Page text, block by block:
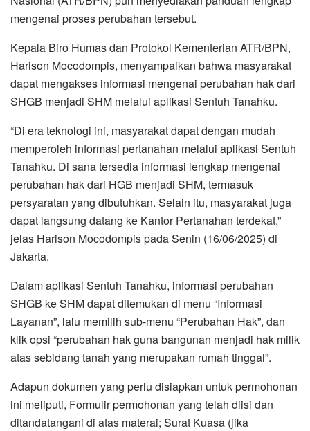
mengenai proses perubahan tersebut.
Kepala Biro Humas dan Protokol Kementerian ATR/BPN,
Harison Mocodompis, menyampaikan bahwa masyarakat
dapat mengakses informasi mengenai perubahan hak dari
SHGB menjadi SHM melalui aplikasi Sentuh Tanahku.
“Di era teknologi ini, masyarakat dapat dengan mudah
memperoleh informasi pertanahan melalui aplikasi Sentuh
Tanahku. Di sana tersedia informasi lengkap mengenai
perubahan hak dari HGB menjadi SHM, termasuk
persyaratan yang dibutuhkan. Selain itu, masyarakat juga
dapat langsung datang ke Kantor Pertanahan terdekat,”
jelas Harison Mocodompis pada Senin (16/06/2025) di
Jakarta.
Dalam aplikasi Sentuh Tanahku, informasi perubahan
SHGB ke SHM dapat ditemukan di menu “Informasi
Layanan”, lalu memilih sub-menu “Perubahan Hak”, dan
klik opsi “perubahan hak guna bangunan menjadi hak milik
atas sebidang tanah yang merupakan rumah tinggal”.
Adapun dokumen yang perlu disiapkan untuk permohonan
ini meliputi, Formulir permohonan yang telah diisi dan
ditandatangani di atas materai; Surat Kuasa (jika